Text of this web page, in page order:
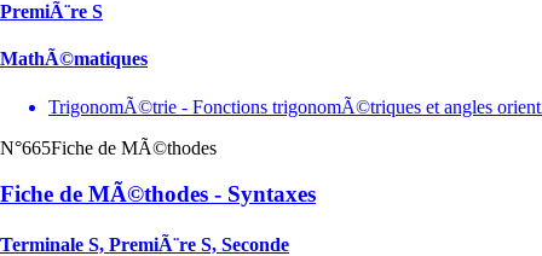
PremiÃ¨re S
MathÃ©matiques
TrigonomÃ©trie - Fonctions trigonomÃ©triques et angles
N°665Fiche de MÃ©thodes
Fiche de MÃ©thodes - Syntaxes
Terminale S, PremiÃ¨re S, Seconde